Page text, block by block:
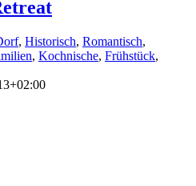
, Historisch, Romantisch,
, Kochnische, Frühstück,